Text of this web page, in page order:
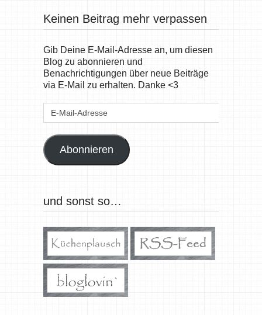
Keinen Beitrag mehr verpassen
Gib Deine E-Mail-Adresse an, um diesen
Blog zu abonnieren und
Benachrichtigungen über neue Beiträge
via E-Mail zu erhalten. Danke <3
E-
Abonnieren
und sonst so…